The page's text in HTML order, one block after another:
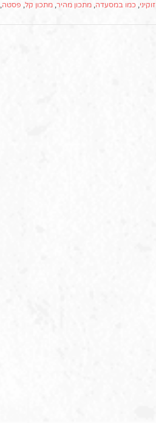
זוקיני, כמו במסעדה, מתכון מהיר, מתכון קל, פסטה,